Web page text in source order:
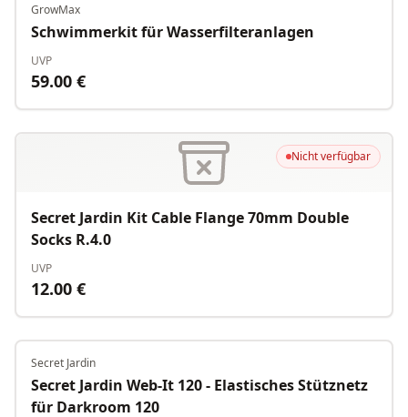
GrowMax
Schwimmerkit für Wasserfilteranlagen
UVP
59.00 €
Nicht verfügbar
Secret Jardin Kit Cable Flange 70mm Double
Socks R.4.0
UVP
12.00 €
Secret Jardin
Secret Jardin Web-It 120 - Elastisches Stütznetz
für Darkroom 120